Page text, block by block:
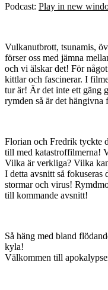
Podcast: Play in new
Vulkanutbrott, tsunamis,
förser oss med jämna
och vi älskar det! För
kittlar och fascinerar. I
tur är! Är det inte ett gäng
rymden så är det hängivna
Florian och Fredrik tyckte
till med katastroffilmerna!
Vilka är verkliga? Vilka
I detta avsnitt så fokuseras
stormar och virus!
till kommande avsnitt!
Så häng med bland
kyla!
Välkommen till